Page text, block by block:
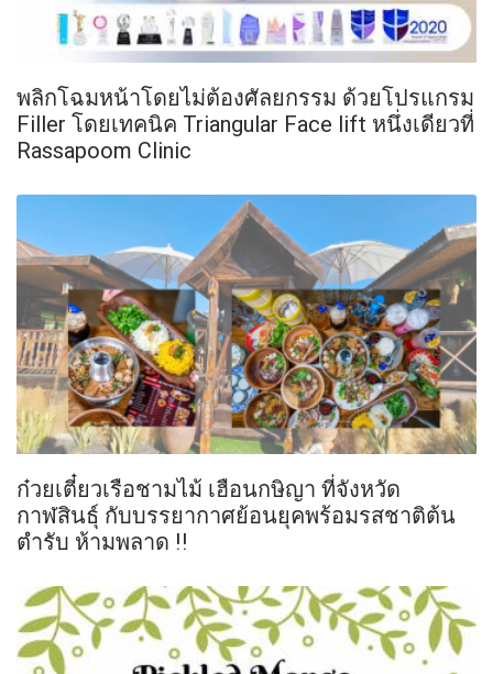
พลิกโฉมหน้าโดยไม่ต้องศัลยกรรม ด้วยโปรแกรม
Filler โดยเทคนิค Triangular Face lift หนึ่งเดียวที่
Rassapoom Clinic
ก๋วยเตี๋ยวเรือชามไม้ เฮือนกษิญา ที่จังหวัด
กาฬสินธุ์ กับบรรยากาศย้อนยุคพร้อมรสชาติต้น
ตำรับ ห้ามพลาด !!